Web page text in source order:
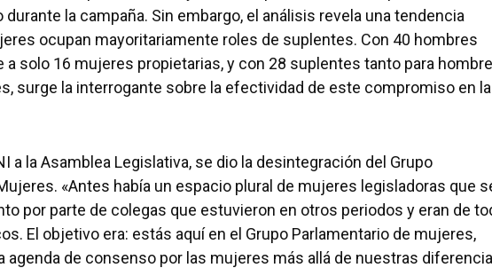
durante la campaña. Sin embargo, el análisis revela una tendencia
ocupan mayoritariamente roles de suplentes. Con 40 hombres
a solo 16 mujeres propietarias, y con 28 suplentes tanto para
surge la interrogante sobre la efectividad de este compromiso en la
a la Asamblea Legislativa, se dio la desintegración del Grupo
«Antes había un espacio plural de mujeres legisladoras que
por parte de colegas que estuvieron en otros periodos y eran de
El objetivo era: estás aquí en el Grupo Parlamentario de mujeres,
agenda de consenso por las mujeres más allá de nuestras